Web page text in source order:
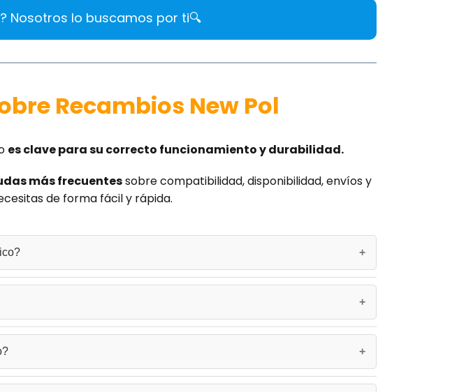
Nosotros lo buscamos por ti🔍​
Recambios New Pol
es clave para su correcto funcionamiento y durabilidad.
más frecuentessobre compatibilidad, disponibilidad, envíos y
de forma fácil y rápida.
que necesitas.